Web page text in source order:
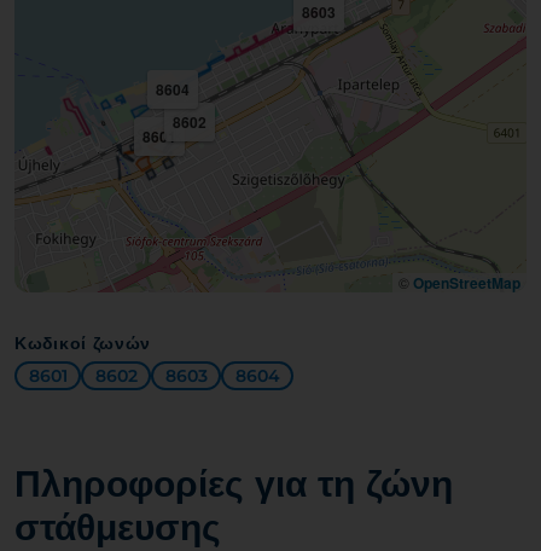
8601
8602
8603
8604
© OpenStreetMap
Κωδικοί ζωνών
8601
8602 8603 8604
Πληροφορίες για τη ζώνη
στάθμευσης